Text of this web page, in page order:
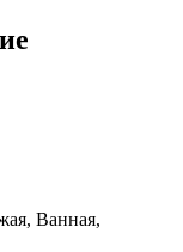
Ванная,